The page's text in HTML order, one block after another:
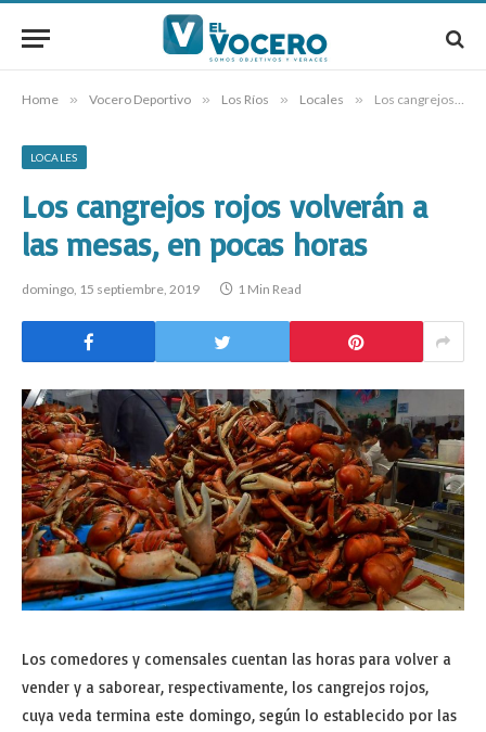
Home » Vocero Deportivo » Los Ríos » Locales » Los cangrejos rojos volverán a las mesas, en pocas horas
LOCALES
Los cangrejos rojos volverán a
las mesas, en pocas horas
domingo, 15 septiembre, 2019 1 Min Read
Los comedores y comensales cuentan las horas para volver a
vender y a saborear, respectivamente, los cangrejos rojos,
cuya veda termina este domingo, según lo establecido por las